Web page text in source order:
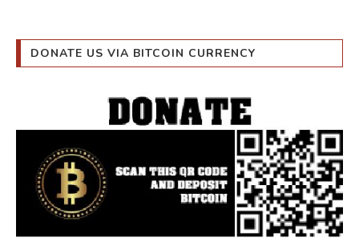
DONATE US VIA BITCOIN CURRENCY